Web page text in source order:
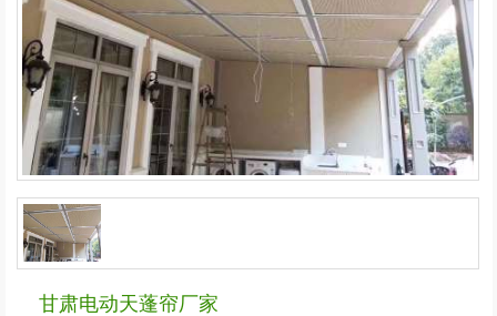
甘肃电动天蓬帘厂家